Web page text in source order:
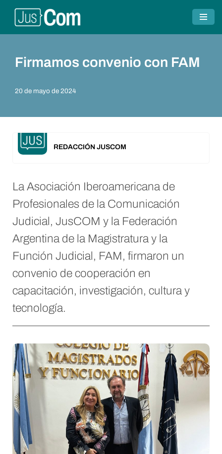
Saltar
Firmamos convenio con FAM
20 de mayo de 2024
REDACCIÓN JUSCOM
La Asociación Iberoamericana de
Profesionales de la Comunicación
Judicial, JusCOM y la Federación
Argentina de la Magistratura y la
Función Judicial, FAM, firmaron un
convenio de cooperación en
capacitación, investigación, cultura y
tecnología.